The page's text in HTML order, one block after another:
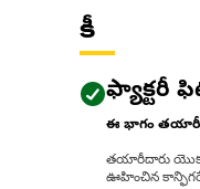
కీ
ఫ్యాక్టరీ
ఈ భాగం
తయారీదారు యొక్క
ఊహించిన